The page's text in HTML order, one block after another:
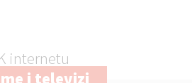
internetu
i televizi